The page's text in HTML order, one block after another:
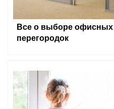
Все о выборе офисных
перегородок